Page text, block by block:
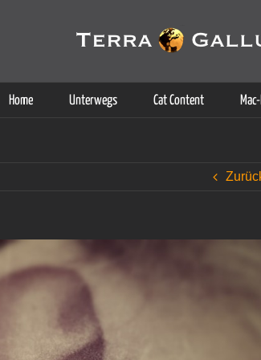
Home Unterwegs Cat Content
Dienste. Durch die Nutzung dieser Webseite
Weitere Informationen